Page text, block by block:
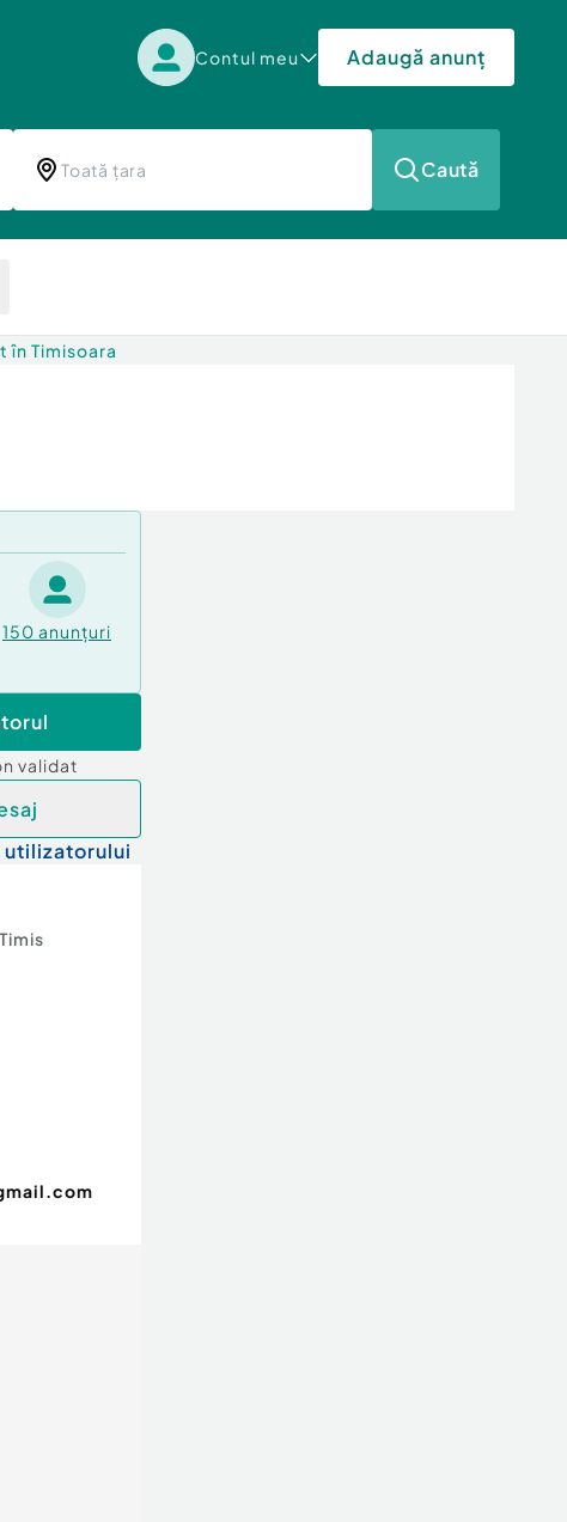
Contul meu Adaugă anunț
Caută
în Timisoara
150 anunțuri
validat
utilizatorului
Timis